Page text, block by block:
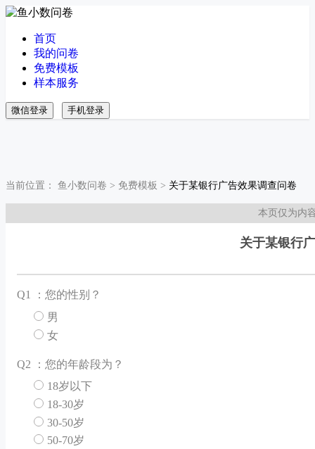
首页
我的问卷
免费模板
样本服务
微信登录 手机登录
当前位置： 鱼小数问卷 > 免费模板 > 关于某银行广告效果调查问卷
本页仅为内
关于某银行
Q1 ：您的性别？
男
女
Q2 ：您的年龄段为？
18岁以下
18-30岁
30-50岁
50-70岁